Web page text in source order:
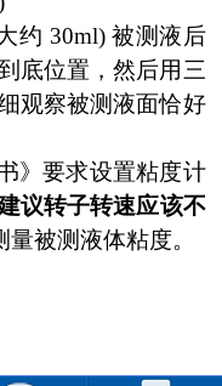
约 30ml) 被测液后
底位置，然后用三
观察被测液面恰好
》要求设置粘度计
议转子转速应该不
量被测液体粘度。